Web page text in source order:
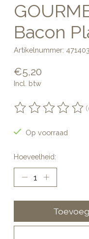
Bacon
Artikelnummer:
€5,20
Incl. btw
De beoordeling
Op voorraad
Hoeveelheid: